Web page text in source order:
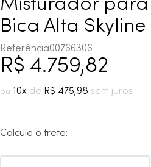
Misturador
Bica Alta
Referência00766306
R$ 4.759,82
10 R$ 475,98
Calcule o frete: